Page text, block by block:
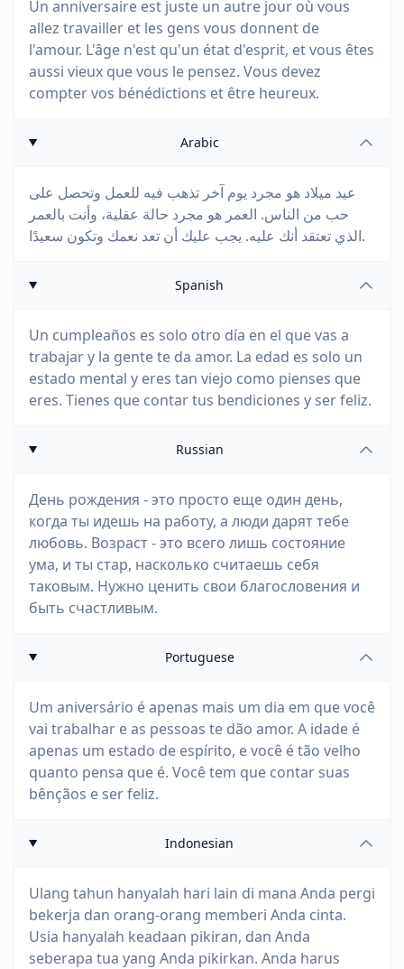
Un anniversaire est juste un autre jour où vous
allez travailler et les gens vous donnent de
l'amour. L'âge n'est qu'un état d'esprit, et vous êtes
aussi vieux que vous le pensez. Vous devez
compter vos bénédictions et être heureux.
Arabic
عيد ميلاد هو مجرد يوم آخر تذهب فيه للعمل وتحصل على
حب من الناس. العمر هو مجرد حالة عقلية، وأنت بالعمر
الذي تعتقد أنك عليه. يجب عليك أن تعد نعمك وتكون سعيدًا.
Spanish
Un cumpleaños es solo otro día en el que vas a
trabajar y la gente te da amor. La edad es solo un
estado mental y eres tan viejo como pienses que
eres. Tienes que contar tus bendiciones y ser feliz.
Russian
День рождения - это просто еще один день,
когда ты идешь на работу, а люди дарят тебе
любовь. Возраст - это всего лишь состояние
ума, и ты стар, насколько считаешь себя
таковым. Нужно ценить свои благословения и
быть счастливым.
Portuguese
Um aniversário é apenas mais um dia em que você
vai trabalhar e as pessoas te dão amor. A idade é
apenas um estado de espírito, e você é tão velho
quanto pensa que é. Você tem que contar suas
bênçãos e ser feliz.
Indonesian
Ulang tahun hanyalah hari lain di mana Anda pergi
bekerja dan orang-orang memberi Anda cinta.
Usia hanyalah keadaan pikiran, dan Anda
seberapa tua yang Anda pikirkan. Anda harus